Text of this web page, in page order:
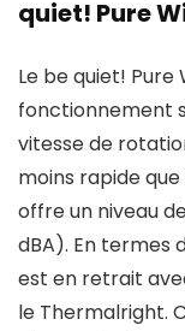
quiet! Pure
Le be quiet! Pure
fonctionnement
vitesse de
moins rapide que
offre un niveau
dBA). En termes
est en retrait
le Thermalright.